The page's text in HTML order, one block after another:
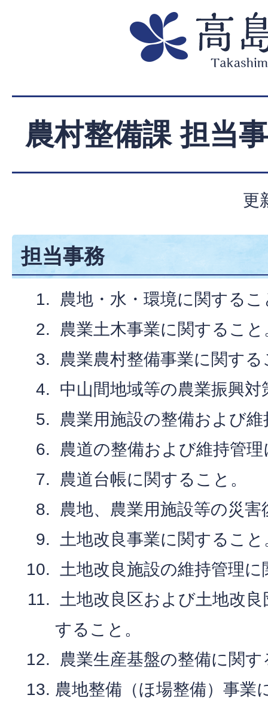
農村整備課 担当
更
担当事務
農地・水・環境に関するこ
農業土木事業に関すること
農業農村整備事業に関する
中山間地域等の農業振興
農業用施設の整備および
農道の整備および維持管
農道台帳に関すること。
農地、農業用施設等の災
土地改良事業に関すること
土地改良施設の維持管理
土地改良区および土地改
すること。
農業生産基盤の整備に関
農地整備（ほ場整備）事業